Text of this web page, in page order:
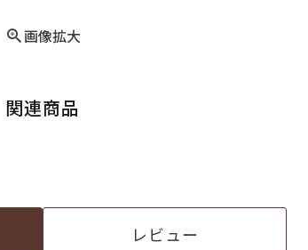
画像拡大
関連商品
レビュー